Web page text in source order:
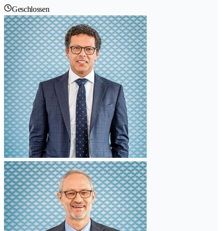
Geschlossen